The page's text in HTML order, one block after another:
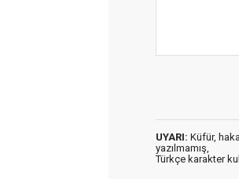
UYARI: Küfür,
yazılmamış,
Türkçe karakter